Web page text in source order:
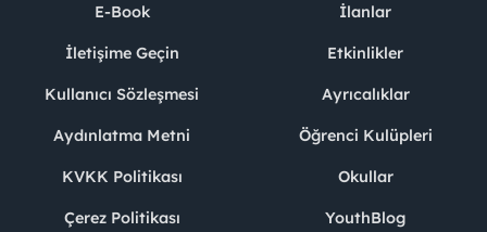
E-Book
İletişime Geçin
Kullanıcı Sözleşmesi
Aydınlatma Metni
KVKK Politikası
Çerez Politikası
İlanlar
Etkinlikler
Ayrıcalıklar
Öğrenci Kulüpleri
Okullar
YouthBlog